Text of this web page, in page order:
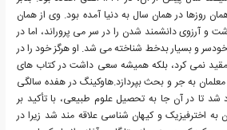
روزها در همان سال به دنیا آمده بود. وی از همان
و آرزوی دانشمند شدن را در سر می پروراند، اما در
و بسیار بدخط شناخته می شد. او هرگز خود را در
نمی کرد، بلکه همیشه سعی داشت در کتاب های
معلمان به جر و بحث بپردازد.هاوکینگ در هفده سالگی
شد تا در آن جا به تحصیل علوم طبیعی، با تأکید بر
به اخترفیزیک و کیهان شناسی علاقه مند شد زیرا در